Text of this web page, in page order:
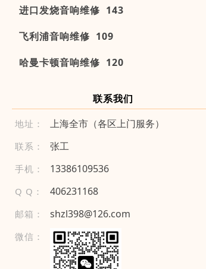
进口发烧音响维修 143
飞利浦音响维修 109
哈曼卡顿音响维修 120
联系我们
地址： 上海全市（各区上门服务）
联系： 张工
手机： 1 338 610 9 5 36
Q Q： 406231168
邮箱： shzl398@126.com
微信：